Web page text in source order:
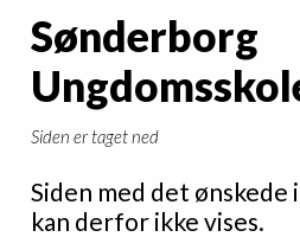
Sønderborg
Siden er taget ned
Siden med det ønskede
kan derfor ikke vises.